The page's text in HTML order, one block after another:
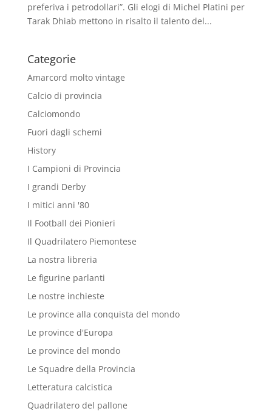
preferiva i petrodollari”. Gli elogi di Michel Platini per
Tarak Dhiab mettono in risalto il talento del...
Categorie
Amarcord molto vintage
Calcio di provincia
Calciomondo
Fuori dagli schemi
History
I Campioni di Provincia
I grandi Derby
I mitici anni '80
Il Football dei Pionieri
Il Quadrilatero Piemontese
La nostra libreria
Le figurine parlanti
Le nostre inchieste
Le province alla conquista del mondo
Le province d'Europa
Le province del mondo
Le Squadre della Provincia
Letteratura calcistica
Quadrilatero del pallone